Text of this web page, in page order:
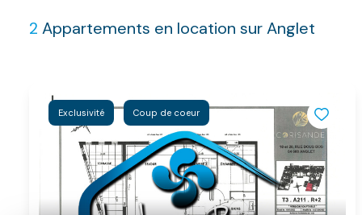
2 Appartements en location sur Anglet
Exclusivité Coup de coeur